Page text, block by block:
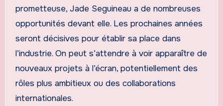
prometteuse, Jade Seguineau a de nombreuses
opportunités devant elle. Les prochaines années
seront décisives pour établir sa place dans
l’industrie. On peut s’attendre à voir apparaître de
nouveaux projets à l’écran, potentiellement des
rôles plus ambitieux ou des collaborations
internationales.